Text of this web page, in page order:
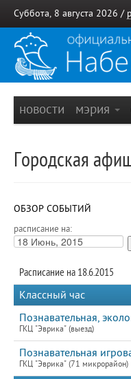
Суббота, 8 августа 2026 /
новости мэрия
Городская
ОБЗОР СОБЫТИЙ
расписание на:
Расписание на 18.6.2015
Классный час
Познавательная,
ГКЦ "Эврика" (выезд)
Познавательная
ГКЦ "Эврика" (71 микрорайон)